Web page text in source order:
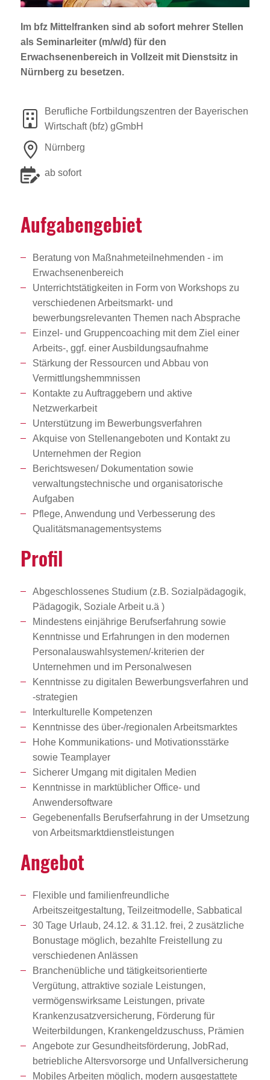
Jobportal
Presse und Medien
bbw e. V.
Karriere
Presse
Im bfz Mittelfranken sind ab sofort mehrer Stellen
als Seminarleiter (m/w/d) für den
Erwachsenenbereich in Vollzeit mit Dienstsitz in
Nürnberg zu besetzen.
Berufliche Fortbildungszentren der Bayerischen
Wirtschaft (bfz) gGmbH
Nürnberg
ab sofort
Aufga­ben­ge­biet
Beratung von Maßnahmeteilnehmenden - im
Erwachsenenbereich
Unterrichtstätigkeiten in Form von Workshops zu
verschiedenen Arbeitsmarkt- und
bewerbungsrelevanten Themen nach Absprache
Einzel- und Gruppencoaching mit dem Ziel einer
Arbeits-, ggf. einer Ausbildungsaufnahme
Stärkung der Ressourcen und Abbau von
Vermittlungshemmnissen
Kontakte zu Auftraggebern und aktive
Netzwerkarbeit
Unterstützung im Bewerbungsverfahren
Akquise von Stellenangeboten und Kontakt zu
Unternehmen der Region
Berichtswesen/ Dokumentation sowie
verwaltungstechnische und organisatorische
Aufgaben
Pflege, Anwendung und Verbesserung des
Qualitätsmanagementsystems
Profil
Abgeschlossenes Studium (z.B. Sozialpädagogik,
Pädagogik, Soziale Arbeit u.ä )
Mindestens einjährige Berufserfahrung sowie
Kenntnisse und Erfahrungen in den modernen
Personalauswahlsystemen/-kriterien der
Unternehmen und im Personalwesen
Kenntnisse zu digitalen Bewerbungsverfahren und
-strategien
Interkulturelle Kompetenzen
Kenntnisse des über-/regionalen Arbeitsmarktes
Hohe Kommunikations- und Motivationsstärke
sowie Teamplayer
Sicherer Umgang mit digitalen Medien
Kenntnisse in marktüblicher Office- und
Anwendersoftware
Gegebenenfalls Berufserfahrung in der Umsetzung
von Arbeitsmarktdienstleistungen
Angebot
Flexible und familienfreundliche
Arbeitszeitgestaltung, Teilzeitmodelle, Sabbatical
30 Tage Urlaub, 24.12. & 31.12. frei, 2 zusätzliche
Bonustage möglich, bezahlte Freistellung zu
verschiedenen Anlässen
Branchenübliche und tätigkeitsorientierte
Vergütung, attraktive soziale Leistungen,
vermögenswirksame Leistungen, private
Krankenzusatzversicherung, Förderung für
Weiterbildungen, Krankengeldzuschuss, Prämien
Angebote zur Gesundheitsförderung, JobRad,
betriebliche Altersvorsorge und Unfallversicherung
Mobiles Arbeiten möglich, modern ausgestattete